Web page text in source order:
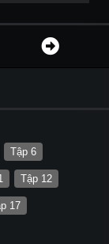
Tập 6
Tập 12
17